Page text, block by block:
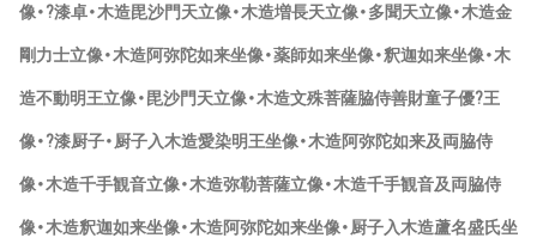
像・?漆卓・木造毘沙門天立像・木造増長天立像・多聞天立像・木造金
剛力士立像・木造阿弥陀如来坐像・薬師如来坐像・釈迦如来坐像・木
造不動明王立像・毘沙門天立像・木造文殊菩薩脇侍善財童子優?王
像・?漆厨子・厨子入木造愛染明王坐像・木造阿弥陀如来及両脇侍
像・木造千手観音立像・木造弥勒菩薩立像・木造千手観音及両脇侍
像・木造釈迦如来坐像・木造阿弥陀如来坐像・厨子入木造蘆名盛氏坐